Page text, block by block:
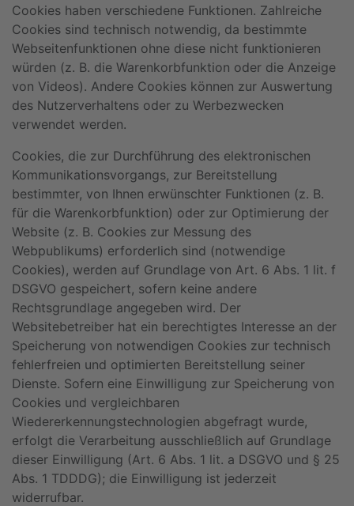
Cookies haben verschiedene Funktionen. Zahlreiche
Cookies sind technisch notwendig, da bestimmte
Webseitenfunktionen ohne diese nicht funktionieren
würden (z. B. die Warenkorbfunktion oder die Anzeige
von Videos). Andere Cookies können zur Auswertung
des Nutzerverhaltens oder zu Werbezwecken
verwendet werden.
Cookies, die zur Durchführung des elektronischen
Kommunikationsvorgangs, zur Bereitstellung
bestimmter, von Ihnen erwünschter Funktionen (z. B.
für die Warenkorbfunktion) oder zur Optimierung der
Website (z. B. Cookies zur Messung des
Webpublikums) erforderlich sind (notwendige
Cookies), werden auf Grundlage von Art. 6 Abs. 1 lit. f
DSGVO gespeichert, sofern keine andere
Rechtsgrundlage angegeben wird. Der
Websitebetreiber hat ein berechtigtes Interesse an der
Speicherung von notwendigen Cookies zur technisch
fehlerfreien und optimierten Bereitstellung seiner
Dienste. Sofern eine Einwilligung zur Speicherung von
Cookies und vergleichbaren
Wiedererkennungstechnologien abgefragt wurde,
erfolgt die Verarbeitung ausschließlich auf Grundlage
dieser Einwilligung (Art. 6 Abs. 1 lit. a DSGVO und § 25
Abs. 1 TDDDG); die Einwilligung ist jederzeit
widerrufbar.